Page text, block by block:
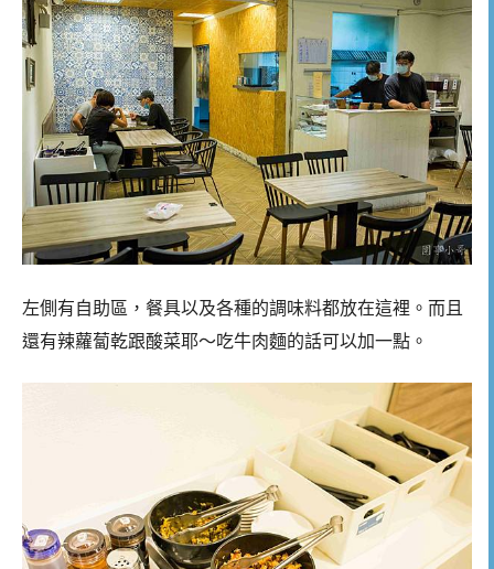
左側有自助區，餐具以及各種的調味料都放在這裡。而且
還有辣蘿蔔乾跟酸菜耶～吃牛肉麵的話可以加一點。